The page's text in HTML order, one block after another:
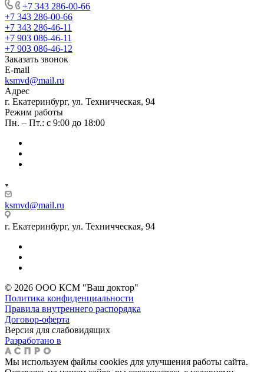
+7 343 286-00-66
+7 343 286-00-66
+7 343 286-46-11
+7 903 086-46-11
+7 903 086-46-12
Заказать звонок
E-mail
ksmvd@mail.ru
Адрес
г. Екатеринбург, ул. Техничческая, 94
Режим работы
Пн. – Пт.: с 9:00 до 18:00
ksmvd@mail.ru
г. Екатеринбург, ул. Техничческая, 94
© 2026 ООО КСМ "Ваш доктор"
Политика конфиденциальности
Правила внутреннего распорядка
Договор-оферта
Версия для слабовидящих
Разработано в
Мы используем файлы cookies для улучшения работы сайта.